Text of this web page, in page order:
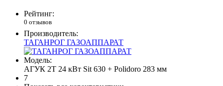
Рейтинг:
0 отзывов
Производитель:
ТАГАНРОГ ГАЗОАППАРАТ
Модель:
АГУК 2Т 24 кВт Sit 630 + Polidoro 283 мм
7